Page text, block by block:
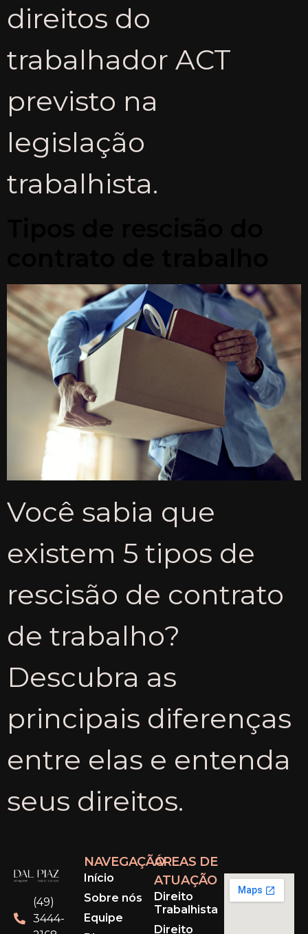
direitos do
trabalhador ACT
previsto na
legislação
trabalhista.
Você sabia que
existem 5 tipos de
rescisão de contrato
de trabalho?
Descubra as
principais diferenças
entre elas e entenda
seus direitos.
(49)
3444-
NAVEGAÇÃO
Início
Sobre nós
Equipe
ÁREAS DE
ATUAÇÃO
Direito
Trabalhista
Direito